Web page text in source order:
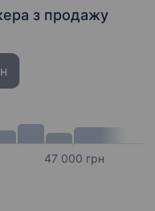
з продажу
47 000 грн